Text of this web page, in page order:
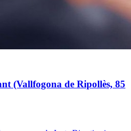
(Vallfogona de Ripollès, 85